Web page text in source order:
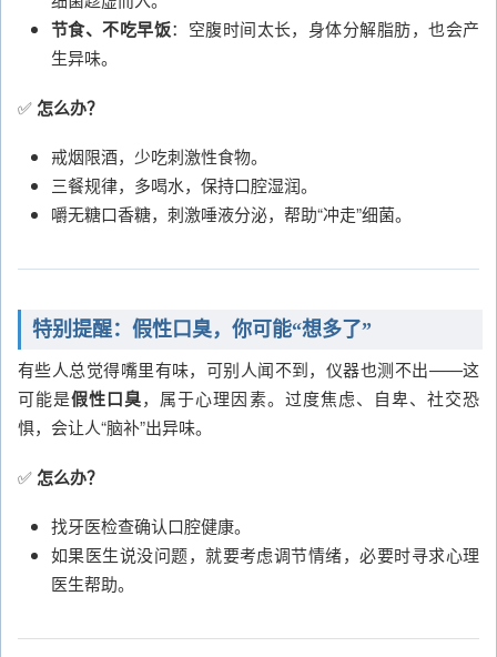
节食、不吃早饭：空腹时间太长，身体分解脂肪，也会产
生异味。
✅ 怎么办？
戒烟限酒，少吃刺激性食物。
三餐规律，多喝水，保持口腔湿润。
嚼无糖口香糖，刺激唾液分泌，帮助“冲走”细菌。
特别提醒：假性口臭，你可能“想多了”
有些人总觉得嘴里有味，可别人闻不到，仪器也测不出——这
可能是假性口臭，属于心理因素。过度焦虑、自卑、社交恐
惧，会让人“脑补”出异味。
✅ 怎么办？
找牙医检查确认口腔健康。
如果医生说没问题，就要考虑调节情绪，必要时寻求心理
医生帮助。